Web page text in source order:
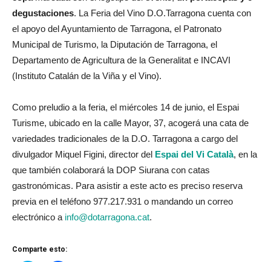
degustaciones. La Feria del Vino D.O.Tarragona cuenta con
el apoyo del Ayuntamiento de Tarragona, el Patronato
Municipal de Turismo, la Diputación de Tarragona, el
Departamento de Agricultura de la Generalitat e INCAVI
(Instituto Catalán de la Viña y el Vino).
Como preludio a la feria, el miércoles 14 de junio, el Espai
Turisme, ubicado en la calle Mayor, 37, acogerá una cata de
variedades tradicionales de la D.O. Tarragona a cargo del
divulgador Miquel Figini, director del Espai del Vi Català, en la
que también colaborará la DOP Siurana con catas
gastronómicas. Para asistir a este acto es preciso reserva
previa en el teléfono 977.217.931 o mandando un correo
electrónico a info@dotarragona.cat.
Comparte esto: